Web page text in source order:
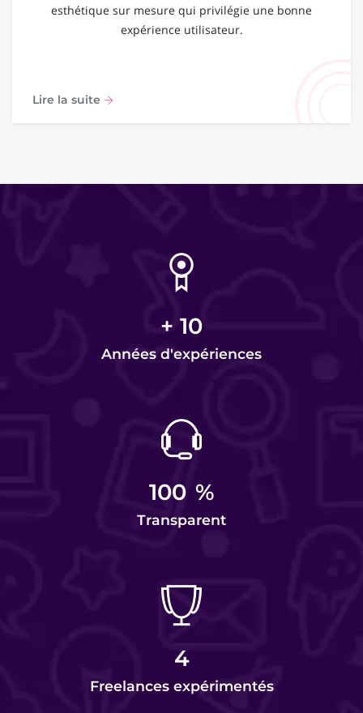
esthétique sur mesure qui privilégie une bonne
expérience utilisateur.
Lire la suite
+ 10
Années d'expériences
100 %
Transparent
4
Freelances expérimentés